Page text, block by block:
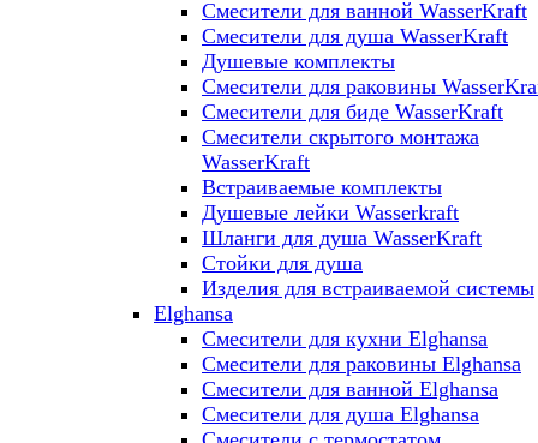
Смесители для ванной WasserKraft
Смесители для душа WasserKraft
Душевые комплекты
Смесители для раковины
Смесители для биде WasserKraft
Смесители скрытого монтажа
WasserKraft
Встраиваемые комплекты
Душевые лейки Wasserkraft
Шланги для душа WasserKraft
Стойки для душа
Изделия для встраиваемой системы
Elghansa
Смесители для кухни Elghansa
Смесители для раковины Elghansa
Смесители для ванной Elghansa
Смесители для душа Elghansa